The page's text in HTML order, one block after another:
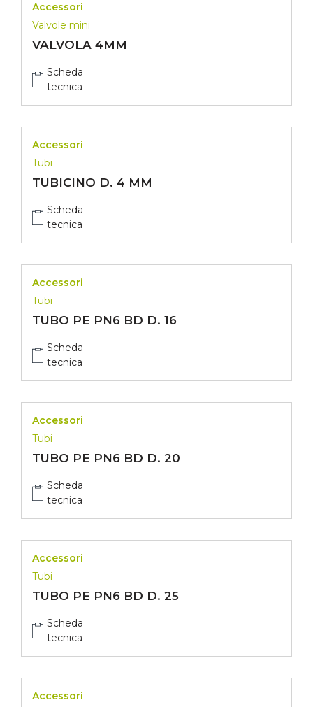
Accessori
Valvole mini
VALVOLA 4MM
Scheda
tecnica
Accessori
Tubi
TUBICINO D. 4 MM
Scheda
tecnica
Accessori
Tubi
TUBO PE PN6 BD D. 16
Scheda
tecnica
Accessori
Tubi
TUBO PE PN6 BD D. 20
Scheda
tecnica
Accessori
Tubi
TUBO PE PN6 BD D. 25
Scheda
tecnica
Accessori